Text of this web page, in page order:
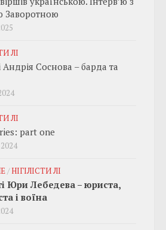
Заворотною
ЛІ
Андрія Соснова – барда та
ЛІ
part one
/НІГІЛІСТИ ЛІ
Юри Лебедева – юриста,
і воїна